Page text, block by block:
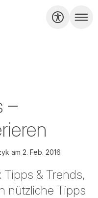
–
am 2. Feb. 2016
& Trends,
nützliche Tipps